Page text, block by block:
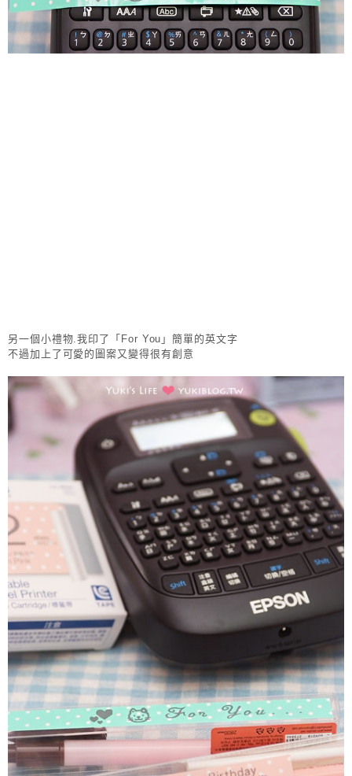
另一個小禮物.我印了「For You」簡單的英文字
不過加上了可愛的圖案又變得很有創意